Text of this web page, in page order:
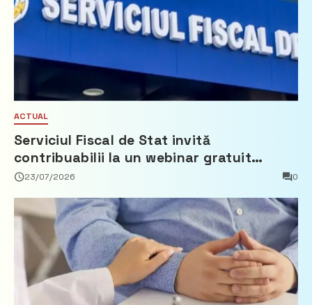
ACTUAL
Serviciul Fiscal de Stat invită
contribuabilii la un webinar gratuit
privind calculul impozitului pe bunurile
23/07/2026 0